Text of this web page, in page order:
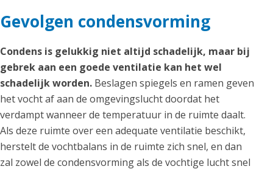
Gevolgen condensvorming
Condens is gelukkig niet altijd schadelijk, maar bij
gebrek aan een goede ventilatie kan het wel
schadelijk worden. Beslagen spiegels en ramen geven
het vocht af aan de omgevingslucht doordat het
verdampt wanneer de temperatuur in de ruimte daalt.
Als deze ruimte over een adequate ventilatie beschikt,
herstelt de vochtbalans in de ruimte zich snel, en dan
zal zowel de condensvorming als de vochtige lucht snel